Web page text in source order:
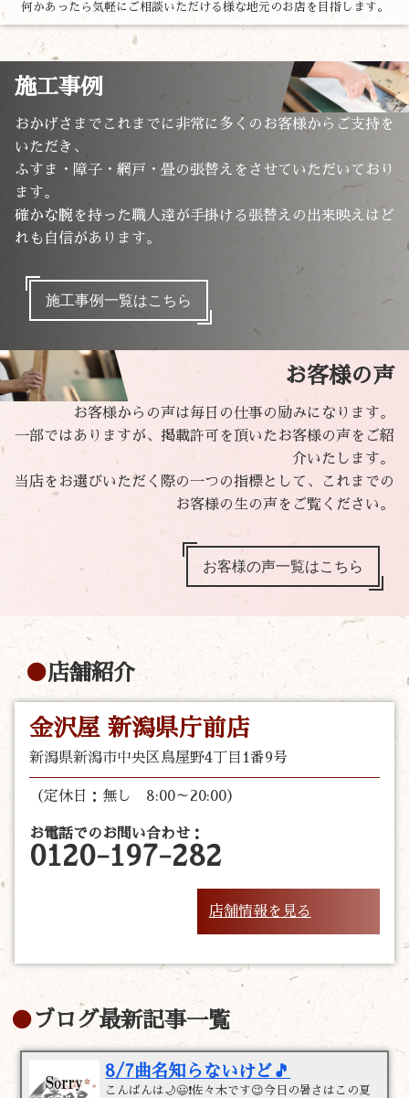
何かあったら気軽にご相談いただける様な地元のお店を目指します。
施工事例
おかげさまでこれまでに非常に多くのお客様からご支持を
いただき、
ふすま・障子・網戸・畳の張替えをさせていただいており
ます。
確かな腕を持った職人達が手掛ける張替えの出来映えはど
れも自信があります。
施工事例一覧はこちら
お客様の声
お客様からの声は毎日の仕事の励みになります。
一部ではありますが、掲載許可を頂いたお客様の声をご紹
介いたします。
当店をお選びいただく際の一つの指標として、これまでの
お客様の生の声をご覧ください。
お客様の声一覧はこちら
店舗紹介
金沢屋 新潟県庁前店
新潟県新潟市中央区鳥屋野4丁目1番9号
（定休日：無し 8:00～20:00）
お電話でのお問い合わせ：
0120-197-282
店舗情報を見る
ブログ最新記事一覧
8/7曲名知らないけど🎵
こんばんは🌙😃❗佐々木です😉今日の暑さはこの夏